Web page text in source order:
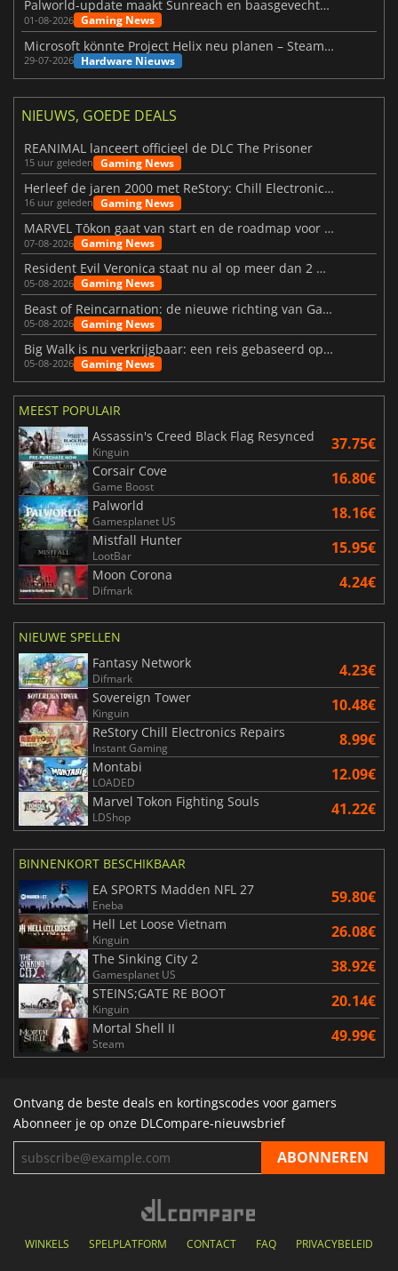
Palworld-update maakt Sunreach en baasgevechten stabieler
01-08-2026 Gaming News
Microsoft könnte Project Helix neu planen – Steam-Support wackelt
29-07-2026 Hardware Nieuws
NIEUWS, GOEDE DEALS
REANIMAL lanceert officieel de DLC The Prisoner
15 uur geleden Gaming News
Herleef de jaren 2000 met ReStory: Chill Electronics Repairs
16 uur geleden Gaming News
MARVEL Tōkon gaat van start en de roadmap voor jaar 1 is bekendgemaakt
07-08-2026 Gaming News
Resident Evil Veronica staat nu al op meer dan 2 miljoen verlanglijstjes
05-08-2026 Gaming News
Beast of Reincarnation: de nieuwe richting van Game Freak
05-08-2026 Gaming News
Big Walk is nu verkrijgbaar: een reis gebaseerd op vriendschap
05-08-2026 Gaming News
MEEST POPULAIR
Assassin's Creed Black Flag Resynced
Kinguin 37.75€
Corsair Cove
Game Boost 16.80€
Palworld
Gamesplanet US 18.16€
Mistfall Hunter
LootBar 15.95€
Moon Corona
Difmark 4.24€
NIEUWE SPELLEN
Fantasy Network
Difmark 4.23€
Sovereign Tower
Kinguin 10.48€
ReStory Chill Electronics Repairs
Instant Gaming 8.99€
Montabi
LOADED 12.09€
Marvel Tokon Fighting Souls
LDShop 41.22€
BINNENKORT BESCHIKBAAR
EA SPORTS Madden NFL 27
Eneba 59.80€
Hell Let Loose Vietnam
Kinguin 26.08€
The Sinking City 2
Gamesplanet US 38.92€
STEINS;GATE RE BOOT
Kinguin 20.14€
Mortal Shell II
Steam 49.99€
Ontvang de beste deals en kortingscodes voor gamers
Abonneer je op onze DLCompare-nieuwsbrief
WINKELS SPELPLATFORM CONTACT FAQ PRIVACYBELEID